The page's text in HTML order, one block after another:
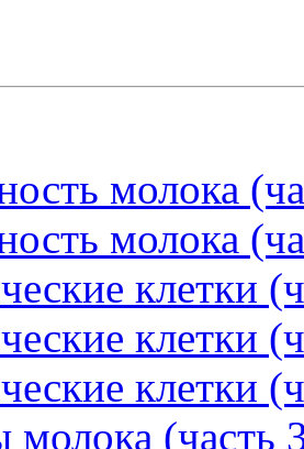
молока
молока
клетки
клетки
клетки
(часть